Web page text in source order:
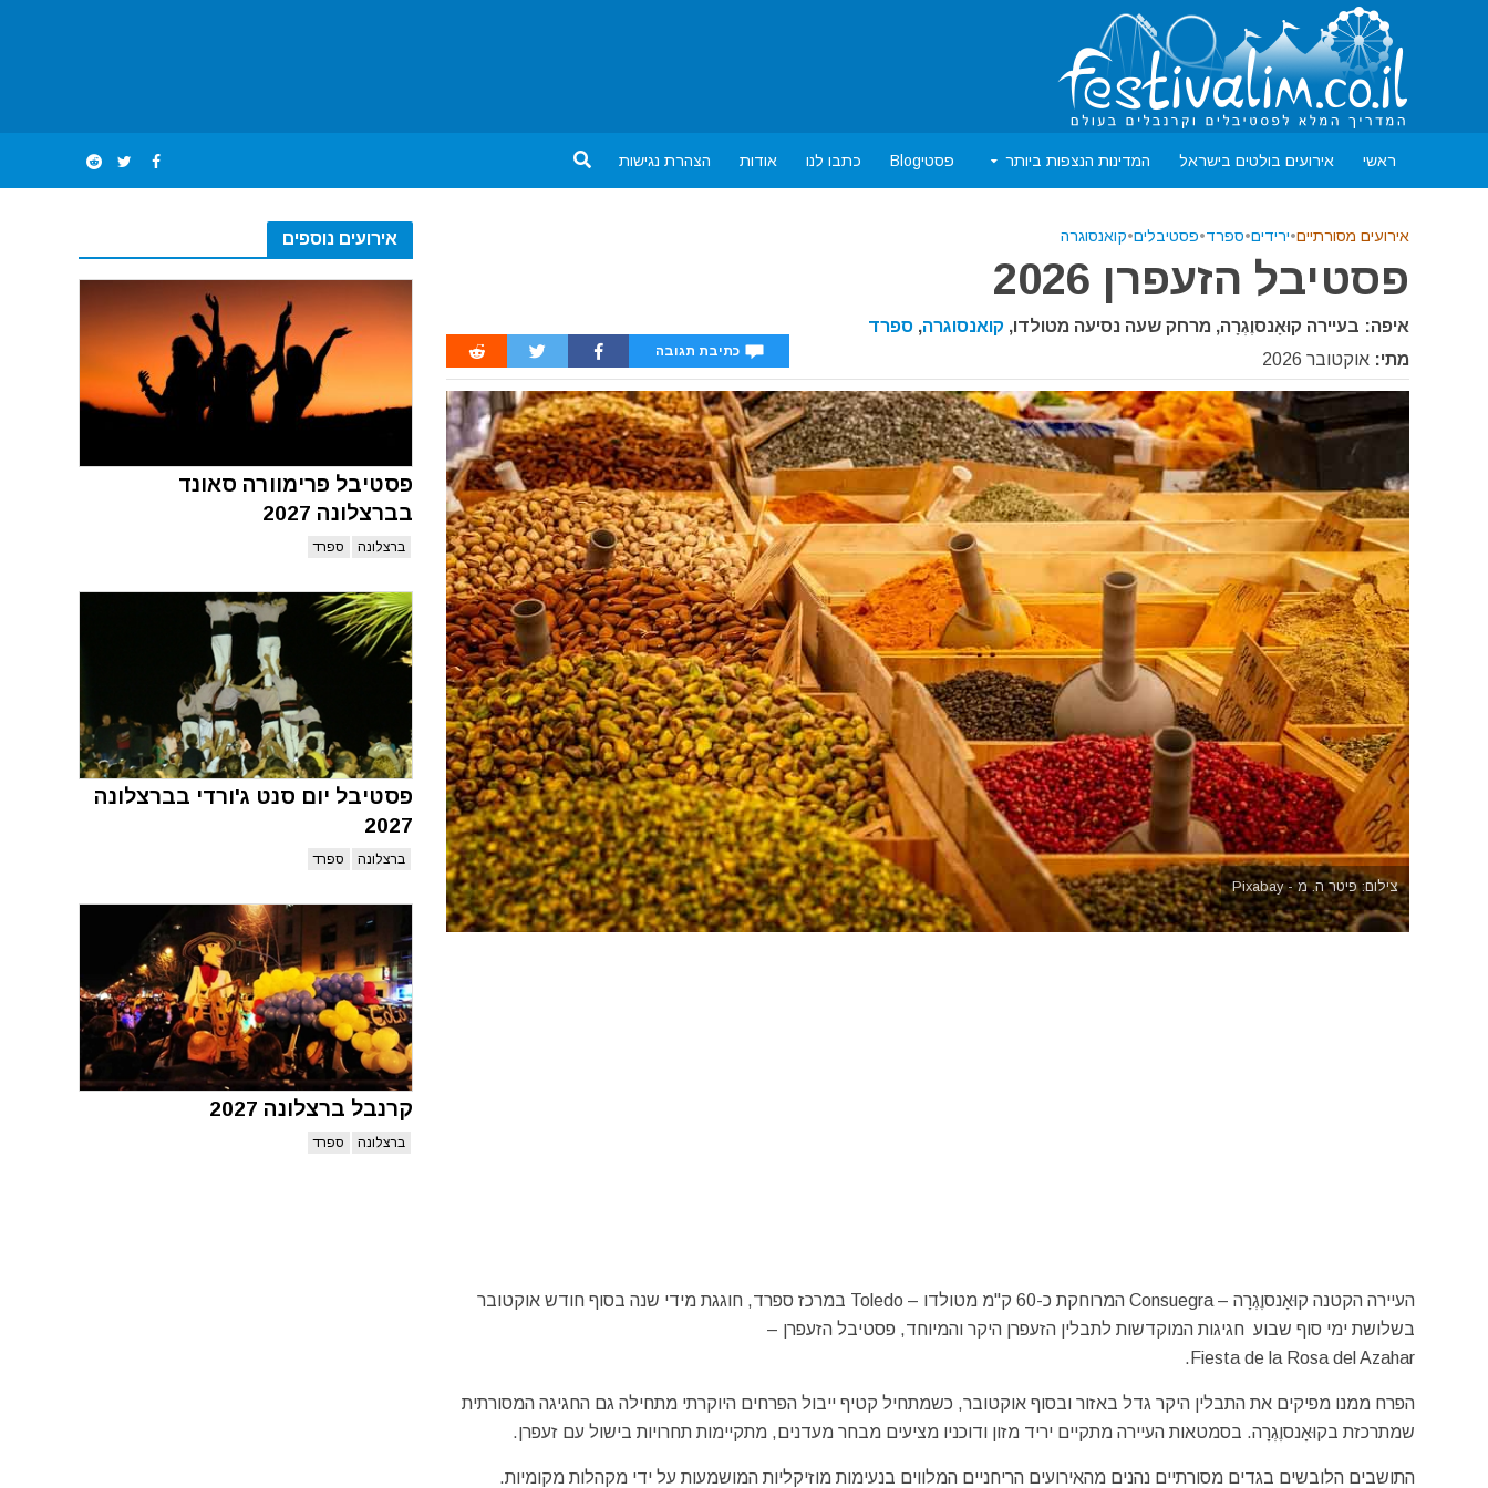
ראשי אירועים בולטים בישראל המדינות הנצפות ביותר פסטיBlog כתבו לנו אודות הצהרת נגישות
אירועים נוספים
פסטיבל פרימוורה סאונד
בברצלונה 2027
ברצלונה ספרד
פסטיבל יום סנט ג'ורדי בברצלונה
2027
ברצלונה ספרד
קרנבל ברצלונה 2027
ברצלונה ספרד
אירועים מסורתיים•ירידים•ספרד•פסטיבלים•קואנסוגרה
פסטיבל הזעפרן 2026
איפה: בעיירה קוּאָנסוֶגְרָה, מרחק שעה נסיעה מטולדו, קואנסוגרה, ספרד
מתי: אוקטובר 2026 כתיבת תגובה
צילום: פיטר ה. מ - Pixabay
העיירה הקטנה קוּאָנסוֶגְרָה – Consuegra המרוחקת כ-60 ק"מ מטולדו – Toledo במרכז ספרד, חוגגת מידי שנה בסוף חודש אוקטובר
בשלושת ימי סוף שבוע חגיגות המוקדשות לתבלין הזעפרן היקר והמיוחד, פסטיבל הזעפרן –
Fiesta de la Rosa del Azahar.
הפרח ממנו מפיקים את התבלין היקר גדל באזור ובסוף אוקטובר, כשמתחיל קטיף ייבול הפרחים היוקרתי מתחילה גם החגיגה המסורתית
שמתרכזת בקוּאָנסוֶגְרָה. בסמטאות העיירה מתקיים יריד מזון ודוכניו מציעים מבחר מעדנים, מתקיימות תחרויות בישול עם זעפרן.
התושבים הלובשים בגדים מסורתיים נהנים מהאירועים הריחניים המלווים בנעימות מוזיקליות המושמעות על ידי מקהלות מקומיות.